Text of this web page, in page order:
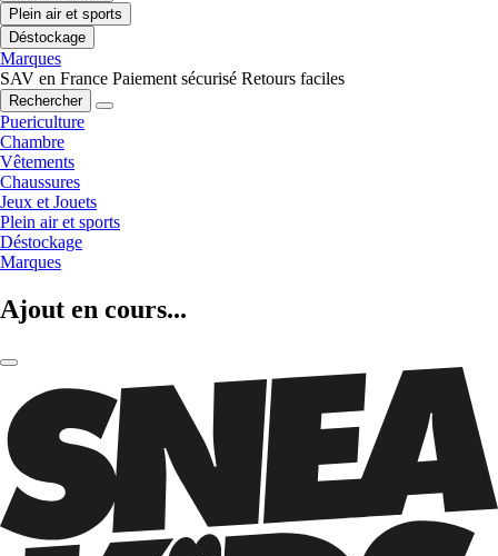
Plein air et sports
Déstockage
Marques
SAV en France Paiement sécurisé Retours faciles
Rechercher
Puericulture
Chambre
Vêtements
Chaussures
Jeux et Jouets
Plein air et sports
Déstockage
Marques
Ajout en cours...